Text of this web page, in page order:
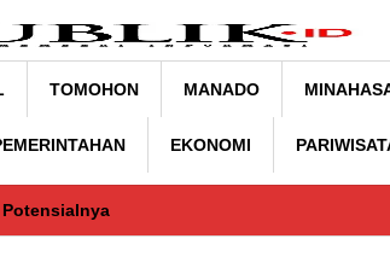
TOMOHON MANADO
EKONOMI